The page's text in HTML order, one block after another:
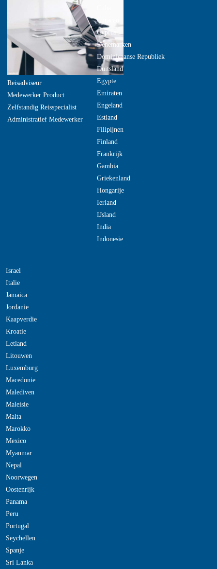
Reisadviseur
Medewerker Product
Zelfstandig Reisspecialist
Administratief Medewerker
Curacao
Cyprus
Denemarken
Dominicaanse Republiek
Duitsland
Egypte
Emiraten
Engeland
Estland
Filipijnen
Finland
Frankrijk
Gambia
Griekenland
Hongarije
Ierland
IJsland
India
Indonesie
Israel
Italie
Jamaica
Jordanie
Kaapverdie
Kroatie
Letland
Litouwen
Luxemburg
Macedonie
Malediven
Maleisie
Malta
Marokko
Mexico
Myanmar
Nepal
Noorwegen
Oostenrijk
Panama
Peru
Portugal
Seychellen
Spanje
Sri Lanka